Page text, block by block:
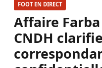
FOOT EN DIRECT
Affaire
CNDH